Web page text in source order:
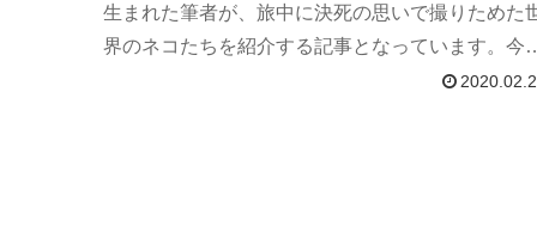
生まれた筆者が、旅中に決死の思いで撮りためた
界のネコたちを紹介する記事となっています。今
は僕の独断と偏見でランキング形式で18匹のネコ